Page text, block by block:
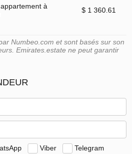
à
$ 1 360.61
Numbeo.com et sont basés sur son
Emirates.estate ne peut garantir
Viber Telegram